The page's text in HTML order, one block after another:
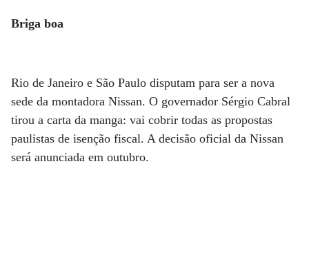
Briga boa
Rio de Janeiro e São Paulo disputam para ser a nova
sede da montadora Nissan. O governador Sérgio Cabral
tirou a carta da manga: vai cobrir todas as propostas
paulistas de isenção fiscal. A decisão oficial da Nissan
será anunciada em outubro.